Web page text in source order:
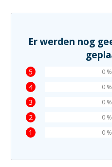
Er werden nog
5 0 %
4 0 %
3 0 %
2 0 %
1 0 %